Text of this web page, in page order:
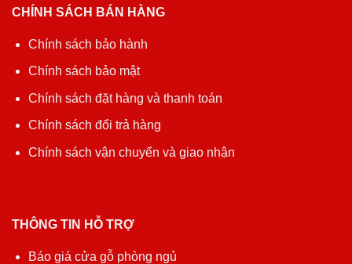
CHÍNH SÁCH BÁN HÀNG
Chính sách bảo hành
Chính sách bảo mật
Chính sách đặt hàng và thanh toán
Chính sách đổi trả hàng
Chính sách vận chuyển và giao nhận
THÔNG TIN HỖ TRỢ
Báo giá cửa gỗ phòng ngủ